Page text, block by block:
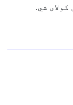
شي.